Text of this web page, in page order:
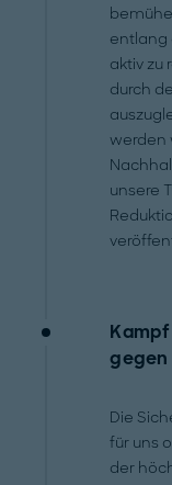
entlang
aktiv zu
durch
werden
unsere
gegen
Die
für uns
der